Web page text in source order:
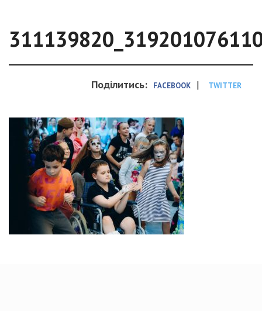
Поділитись: FACEBOOK | TWITTER